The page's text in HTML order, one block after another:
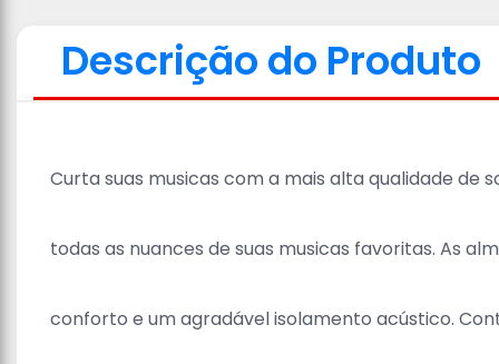
Descrição do Produto
Curta suas musicas com a mais alta qualidade de
todas as nuances de suas musicas favoritas. As
conforto e um agradável isolamento acústico.